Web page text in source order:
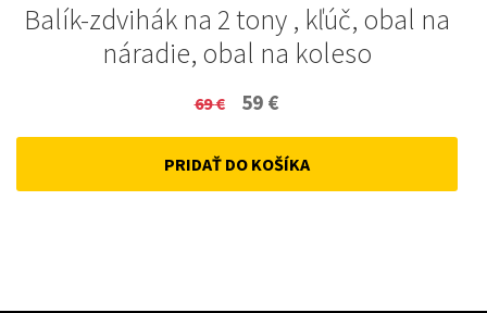
Balík-zdvihák na 2 tony , kľúč, obal na
náradie, obal na koleso
69€
Original
price
was:
59 €
price
is:
PRIDAŤ DO KOŠÍKA